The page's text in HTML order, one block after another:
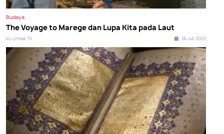
Budaya
The Voyage to Marege dan Lupa Kita pada Laut
by Unhas TV 26 Juli, 2025